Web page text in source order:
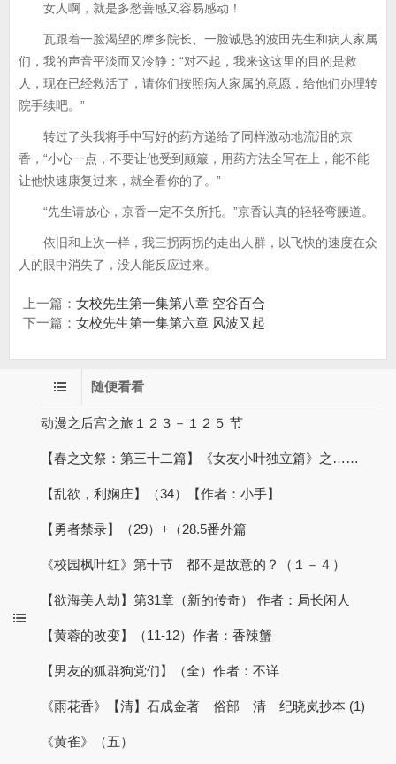
女人啊，就是多愁善感又容易感动！
瓦跟着一脸渴望的摩多院长、一脸诚恳的波田先生和病人家属
们，我的声音平淡而又冷静：“对不起，我来这这里的目的是救
人，现在已经救活了，请你们按照病人家属的意愿，给他们办理转
院手续吧。”
转过了头我将手中写好的药方递给了同样激动地流泪的京
香，“小心一点，不要让他受到颠簸，用药方法全写在上，能不能
让他快速康复过来，就全看你的了。”
“先生请放心，京香一定不负所托。”京香认真的轻轻弯腰道。
依旧和上次一样，我三拐两拐的走出人群，以飞快的速度在众
人的眼中消失了，没人能反应过来。
上一篇： 女校先生第一集第八章 空谷百合
下一篇： 女校先生第一集第六章 风波又起
随便看看
动漫之后宫之旅１２３－１２５ 节
【春之文祭：第三十二篇】《女友小叶独立篇》之……
【乱欲，利娴庄】（34）【作者：小手】
【勇者禁录】（29）+（28.5番外篇
《校园枫叶红》第十节 都不是故意的？（１－４）
【欲海美人劫】第31章（新的传奇） 作者：局长闲人
【黄蓉的改变】（11-12）作者：香辣蟹
【男友的狐群狗党们】（全）作者：不详
《雨花香》【清】石成金著 俗部 清 纪晓岚抄本 (1)
《黄雀》（五）